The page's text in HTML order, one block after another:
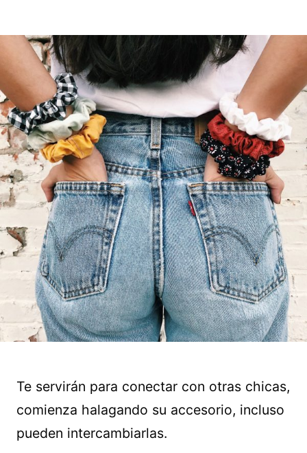
Te servirán para conectar con otras chicas,
comienza halagando su accesorio, incluso
pueden intercambiarlas.